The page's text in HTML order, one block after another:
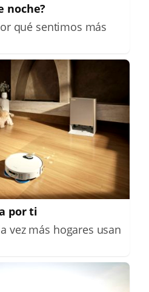
noche?
qué sentimos más
por ti
vez más hogares usan